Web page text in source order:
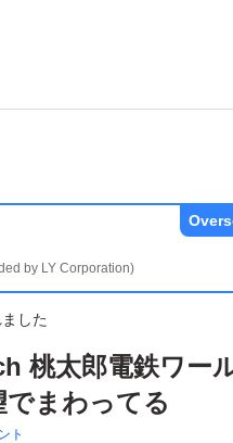
by LY Corporation)
した
桃太郎電鉄ワー
でまわってる
ト